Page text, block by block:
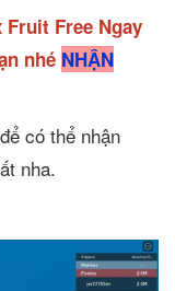
Free Ngay
nhé NHẬN
có thể nhận
nha.